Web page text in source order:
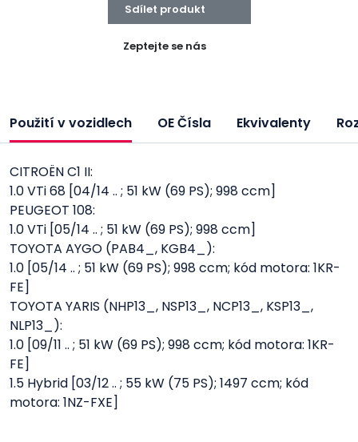
Zeptejte se nás
Sdílet produkt
Použití v vozidlech OE Čísla Ekvivalenty
CITROËN C1 II:
1.0 VTi 68 [04/14 .. ; 51 kW (69 PS); 998 ccm]
PEUGEOT 108:
1.0 VTi [05/14 .. ; 51 kW (69 PS); 998 ccm]
TOYOTA AYGO (PAB4_, KGB4_):
1.0 [05/14 .. ; 51 kW (69 PS); 998 ccm; kód motora: 1KR-
FE]
TOYOTA YARIS (NHP13_, NSP13_, NCP13_, KSP13_,
NLP13_):
1.0 [09/11 .. ; 51 kW (69 PS); 998 ccm; kód motora: 1KR-
FE]
1.5 Hybrid [03/12 .. ; 55 kW (75 PS); 1497 ccm; kód
motora: 1NZ-FXE]